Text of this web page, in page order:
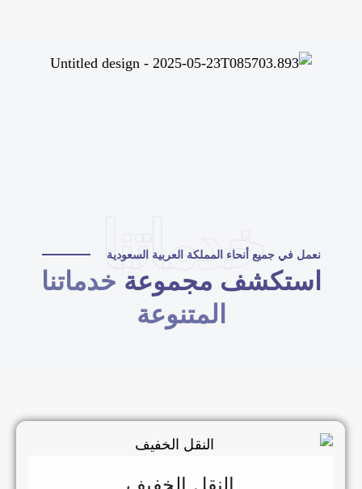
خدماتنا
نعمل في جميع أنحاء المملكة العربية السعودية
استكشف مجموعةخدماتنا
المتنوعة
النقل الخفيف